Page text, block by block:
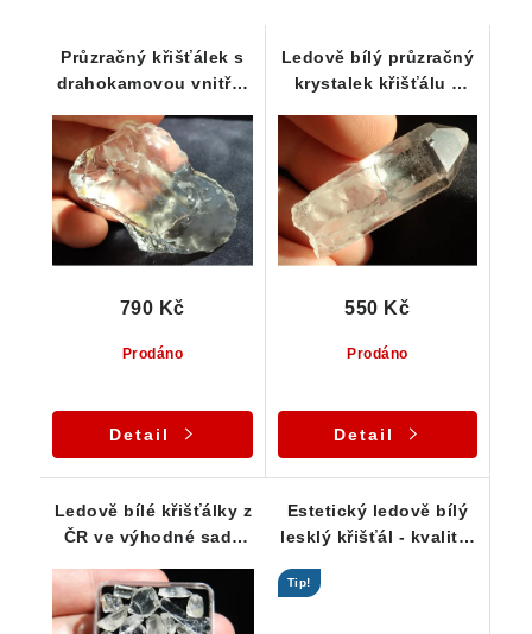
Průzračný křišťálek s
drahokamovou vnitřní
Prodáno
790 Kč
Detail
Ledově bílý průzračný
krystalek křišťálu z
Prodáno
550 Kč
Detail
Ledově bílé křišťálky z
ČR ve výhodné sadě
Estetický ledově bílý
lesklý křišťál - kvalitní
Tip!